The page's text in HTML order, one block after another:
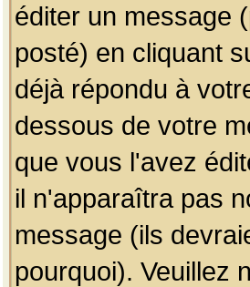
éditer un message
posté) en cliquant
déjà répondu à
dessous de votre
que vous l'avez
il n'apparaîtra pas
message (ils
pourquoi). Veuillez